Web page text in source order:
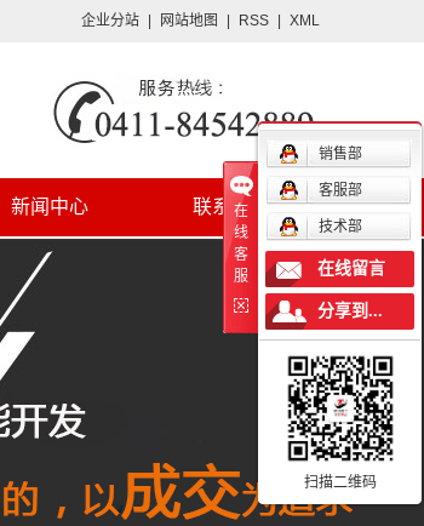
企业分站 网站地图 RSS XML
新闻中心 联系我们
在
线
客
服
销售部
客服部
技术部
在线留言
分享到...
扫描二维码